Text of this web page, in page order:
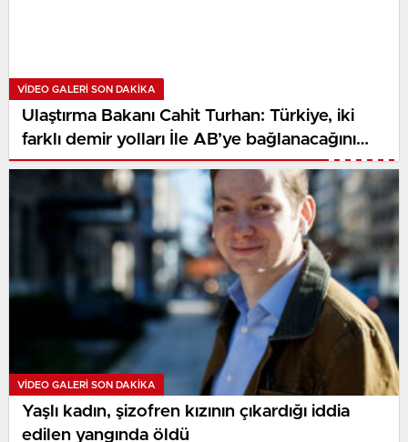
VIDEO GALERI SON DAKİKA
Ulaştırma Bakanı Cahit Turhan: Türkiye, iki
farklı demir yolları İle AB’ye bağlanacağını
açıkladı
VIDEO GALERI SON DAKİKA
Yaşlı kadın, şizofren kızının çıkardığı iddia
edilen yangında öldü